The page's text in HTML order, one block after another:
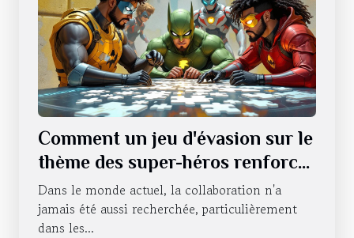
Comment un jeu d'évasion sur le
thème des super-héros renforce
le travail d'équipe ?
Dans le monde actuel, la collaboration n'a
jamais été aussi recherchée, particulièrement
dans les...